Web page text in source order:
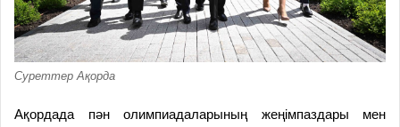
Суреттер Ақорда
Ақордада пән олимпиадаларының жеңімпаздары мен